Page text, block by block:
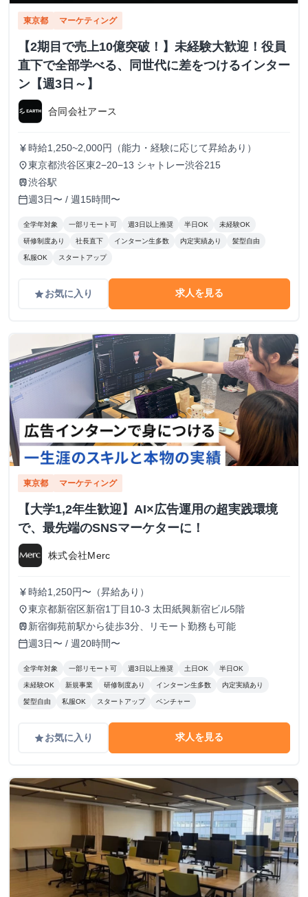
東京都 マーケティング
【2期目で売上10億突破！】未経験大歓迎！役員
直下で全部学べる、同世代に差をつけるインター
ン【週3日～】
合同会社アース
currency_yen 時給1,250~2,000円（能力・経験に応じて昇給あり）
place東京都渋谷区東2−20−13 シャトレー渋谷215
train渋谷駅
calendar_today週3日〜 / 週15時間〜
全学年対象 一部リモート可 週3日以上推奨 半日OK 未経験OK
研修制度あり 社長直下 インターン生多数 内定実績あり 髪型自由
私服OK スタートアップ
gradeお気に入り 求人を見る
東京都 マーケティング
【大学1,2年生歓迎】AI×広告運用の超実践環境
で、最先端のSNSマーケターに！
株式会社Merc
currency_yen 時給1,250円〜（昇給あり）
place東京都新宿区新宿1丁目10-3 太田紙興新宿ビル5階
train 新宿御苑前駅から徒歩3分、リモート勤務も可能
calendar_today週3日〜 / 週20時間〜
全学年対象 一部リモート可 週3日以上推奨 土日OK 半日OK
未経験OK 新規事業 研修制度あり インターン生多数 内定実績あり
髪型自由 私服OK スタートアップ ベンチャー
gradeお気に入り 求人を見る